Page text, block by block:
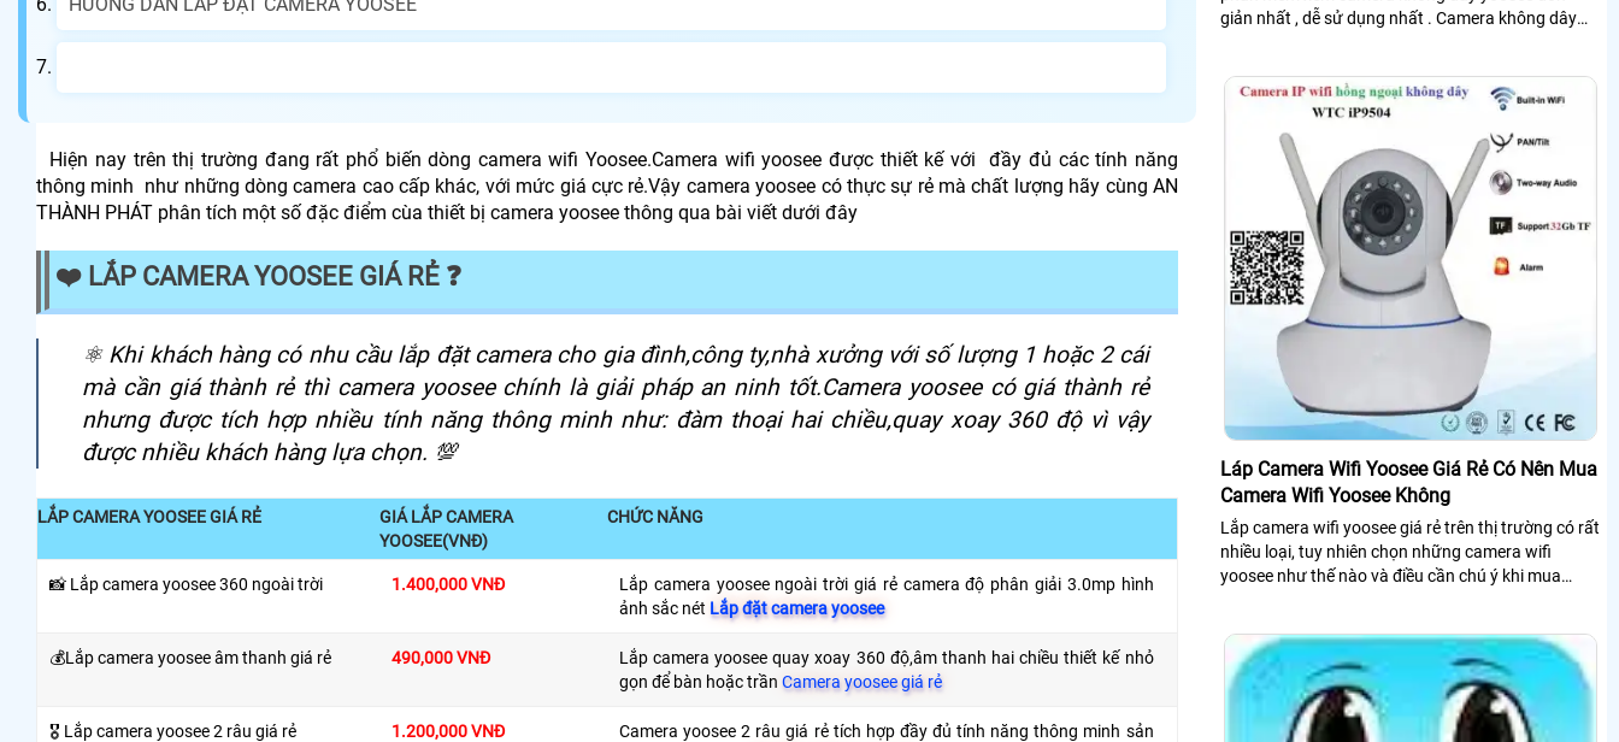
Hiện nay trên thị trường đang rất phổ biến dòng camera wifi Yoosee.Camera wifi yoosee được thiết kế với đầy đủ các tính năng
thông minh như những dòng camera cao cấp khác, với mức giá cực rẻ.Vậy camera yoosee có thực sự rẻ mà chất lượng hãy cùng AN
THÀNH PHÁT phân tích một số đặc điểm cùa thiết bị camera yoosee thông qua bài viết dưới đây
❤️ LẮP CAMERA YOOSEE GIÁ RẺ ❓
️⚛️ Khi khách hàng có nhu cầu lắp đặt camera cho gia đình,công ty,nhà xưởng với số lượng 1 hoặc 2 cái
mà cần giá thành rẻ thì camera yoosee chính là giải pháp an ninh tốt.Camera yoosee có giá thành rẻ
nhưng được tích hợp nhiều tính năng thông minh như: đàm thoại hai chiều,quay xoay 360 độ vì vậy
được nhiều khách hàng lựa chọn. 💯
LẮP CAMERA YOOSEE GIÁ RẺ
GIÁ LẮP CAMERA
YOOSEE(VNĐ)
CHỨC NĂNG
📸 Lắp camera yoosee 360 ngoài trời 1.400,000 VNĐ
Lắp camera yoosee ngoài trời giá rẻ camera độ phân giải 3.0mp hình
ảnh sắc nét Lắp đặt camera yoosee
💰Lắp camera yoosee âm thanh giá rẻ 490,000 VNĐ
Lắp camera yoosee quay xoay 360 độ,âm thanh hai chiều thiết kế nhỏ
gọn để bàn hoặc trần Camera yoosee giá rẻ
🎖️ Lắp camera yoosee 2 râu giá rẻ 1.200,000 VNĐ
Camera yoosee 2 râu giá rẻ tích hợp đầy đủ tính năng thông minh sản
giản nhất , dễ sử dụng nhất . Camera không dây
Láp Camera Wifi Yoosee Giá Rẻ Có Nên Mua
Camera Wifi Yoosee Không
Lắp camera wifi yoosee giá rẻ trên thị trường có rất
nhiều loại, tuy nhiên chọn những camera wifi
yoosee như thế nào và điều cần chú ý khi mua